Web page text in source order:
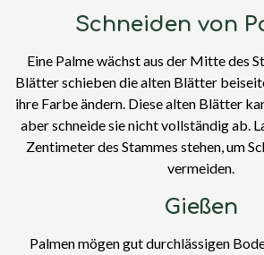
Schneiden von
Eine Palme wächst aus der Mitte des
Blätter schieben die alten Blätter
ihre Farbe ändern. Diese alten Blätter
aber schneide sie nicht vollständig ab.
Zentimeter des Stammes stehen, um
vermeiden.
Gießen
Palmen mögen gut durchlässigen